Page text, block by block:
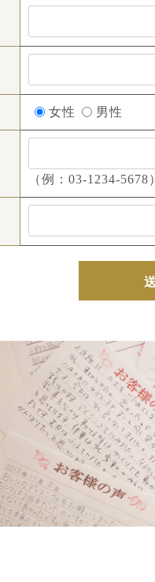
女性 男性
（例：03-1234-5678）